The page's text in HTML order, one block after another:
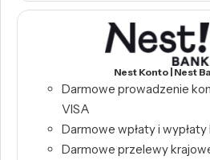
Nest Konto | Nest
Darmowe prowadzenie
VISA
Darmowe wpłaty i wypłaty
Darmowe przelewy